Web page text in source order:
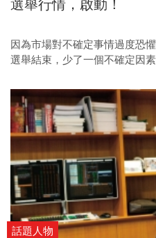
選舉行情，啟動！
因為市場對不確定事情過度恐
選舉結束，少了一個不確定因素
話題人物